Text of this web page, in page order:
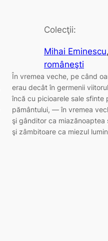
Colecţii:
Mihai Eminescu,
româneşti
În vremea veche, pe când
erau decât în germenii
încă cu picioarele sale sfinte
pământului, — în vremea
şi gânditor ca miazănoaptea
şi zâmbitoare ca miezul